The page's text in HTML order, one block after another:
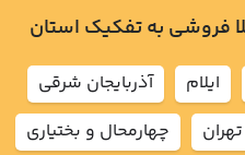
فروشی به تفکیک استان
ايلام
آذربايجان شرقي
تهران
چهارمحال و بختياري